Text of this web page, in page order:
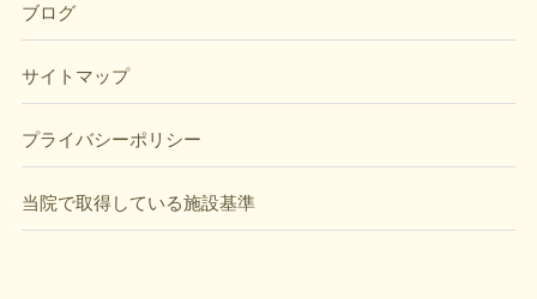
ブログ
サイトマップ
プライバシーポリシー
当院で取得している施設基準